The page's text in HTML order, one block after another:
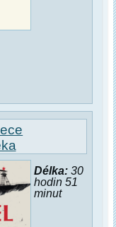
Délka:30
hodin 51
minut